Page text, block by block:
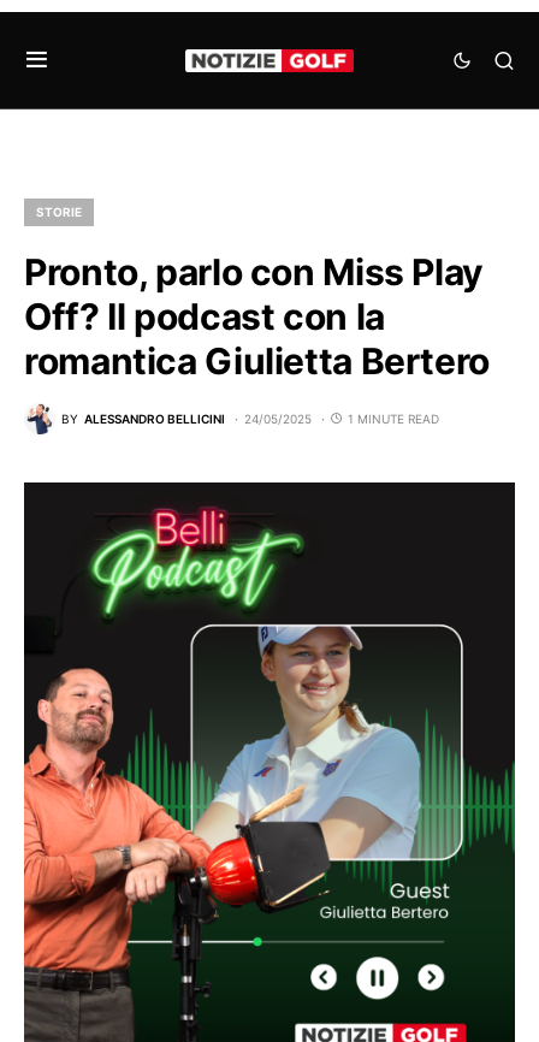
STORIE
Pronto, parlo con Miss Play
Off? Il podcast con la
romantica Giulietta Bertero
BY ALESSANDRO BELLICINI 24/05/2025 1 MINUTE READ